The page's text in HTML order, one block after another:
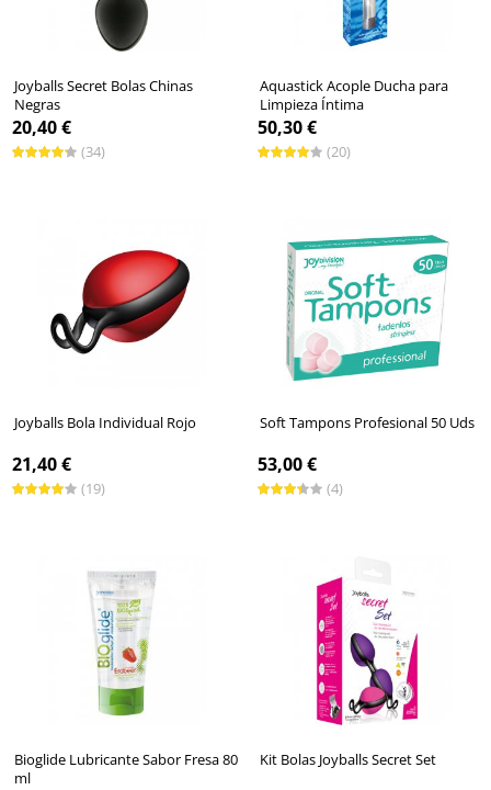
Joyballs Secret Bolas Chinas
Negras
20,40 €
(34)
Aquastick Acople Ducha para
Limpieza Íntima
50,30 €
(20)
Joyballs Bola Individual Rojo
21,40 €
(19)
Soft Tampons Profesional 50 Uds
53,00 €
(4)
Bioglide Lubricante Sabor Fresa 80
ml
Kit Bolas Joyballs Secret Set